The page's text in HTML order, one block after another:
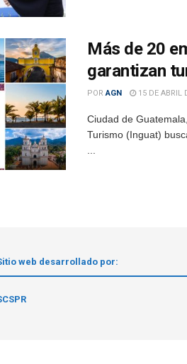
Más de 20
garantizan
POR AGN 15 DE ABRIL
Ciudad de
Turismo (Inguat)
...
web desarrollado por: